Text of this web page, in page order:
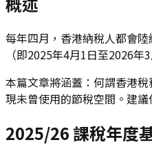
每年四月，香港納稅人都會
（即2025年4月1日至2026
本篇文章將涵蓋：何謂香港
現未曾使用的節稅空間。建
2025/26 課稅年度